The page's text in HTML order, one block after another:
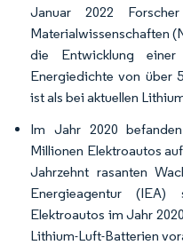
Januar 2022
Materialwissenschaften
die Entwicklung einer
Energiedichte von über
ist als bei aktuellen
Im Jahr 2020
Millionen Elektroautos
Jahrzehnt rasanten
Energieagentur
Elektroautos im Jahr
Lithium-Luft-Batterien